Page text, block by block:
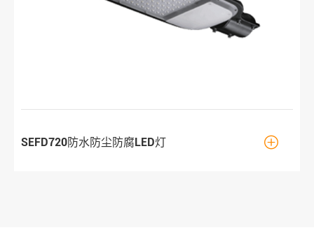
SEFD720防水防尘防腐LED灯 